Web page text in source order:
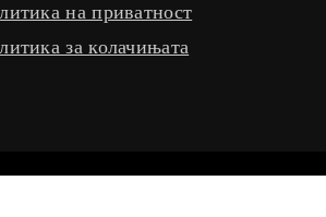
на приватност
за колачињата